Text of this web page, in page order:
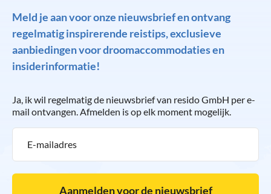
Meld je aan voor onze nieuwsbrief en ontvang
regelmatig inspirerende reistips, exclusieve
aanbiedingen voor droomaccommodaties en
insiderinformatie!
Ja, ik wil regelmatig de nieuwsbrief van resido GmbH per e-
mail ontvangen. Afmelden is op elk moment mogelijk.
Aanmelden voor de nieuwsbrief